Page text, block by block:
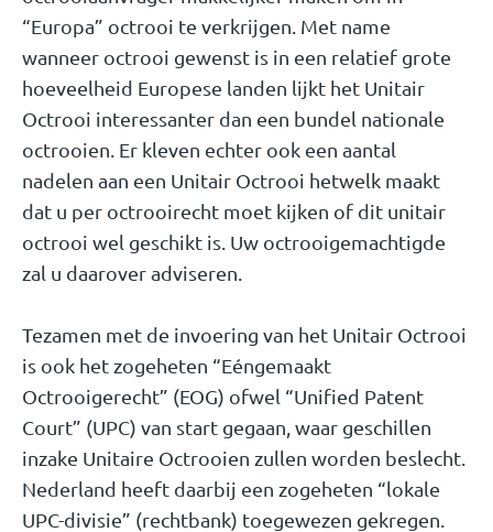
“Europa” octrooi te verkrijgen. Met name
wanneer octrooi gewenst is in een relatief grote
hoeveelheid Europese landen lijkt het Unitair
Octrooi interessanter dan een bundel nationale
octrooien. Er kleven echter ook een aantal
nadelen aan een Unitair Octrooi hetwelk maakt
dat u per octrooirecht moet kijken of dit unitair
octrooi wel geschikt is. Uw octrooigemachtigde
zal u daarover adviseren.
Tezamen met de invoering van het Unitair Octrooi
is ook het zogeheten “Eéngemaakt
Octrooigerecht” (EOG) ofwel “Unified Patent
Court” (UPC) van start gegaan, waar geschillen
inzake Unitaire Octrooien zullen worden beslecht.
Nederland heeft daarbij een zogeheten “lokale
UPC-divisie” (rechtbank) toegewezen gekregen.